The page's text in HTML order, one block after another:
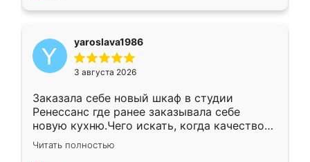
yaroslava1986
3 августа 2026
Заказала себе новый шкаф в студии
Ренессанс где ранее заказывала себе
новую кухню.Чего искать, когда качеством
вполне довольна. Служит кухня уже почти
два года, нареканий нет.
Читать полностью